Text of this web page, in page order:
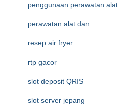
penggunaan perawatan alat
perawatan alat dan
resep air fryer
rtp gacor
slot deposit QRIS
slot server jepang